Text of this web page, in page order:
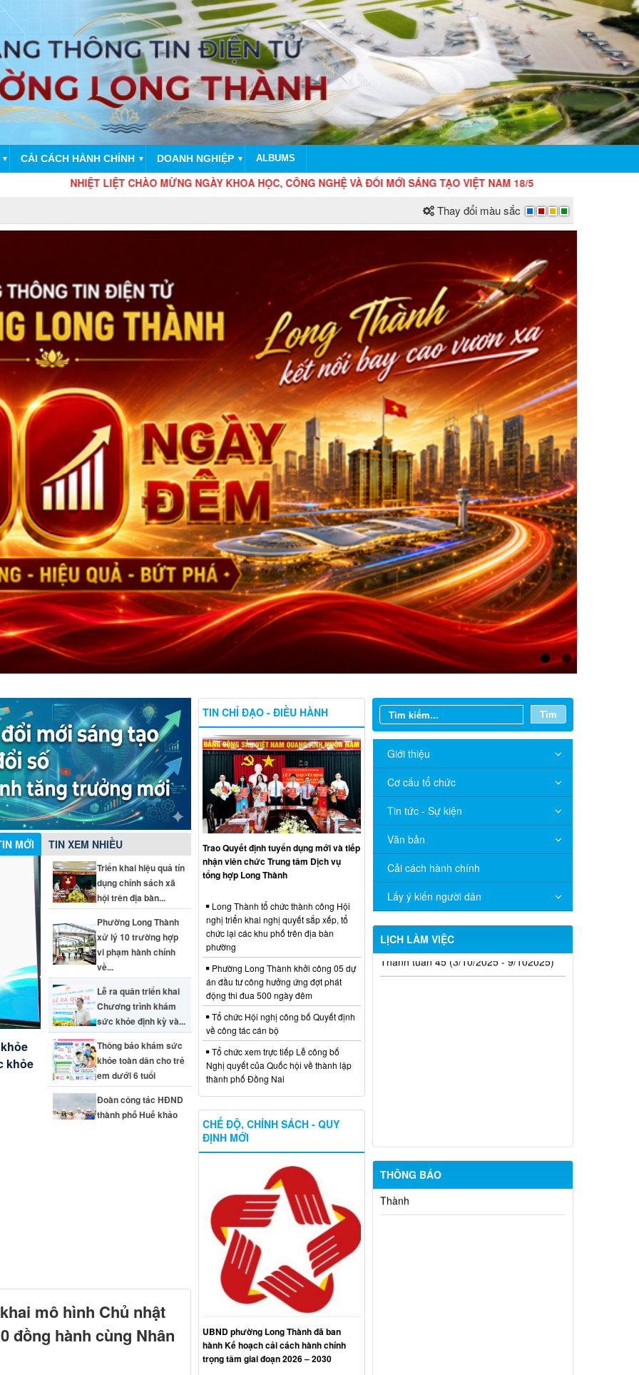
▼ CẢI CÁCH HÀNH CHÍNH ▼ DOANH NGHIỆP ▼ ALBUMS
NHIỆT LIỆT CHÀO MỪNG NGÀY KHOA HỌC, CÔNG NGHỆ VÀ ĐỔI MỚI SÁNG TẠO VIỆT NAM 18/5
Thay đổi màu sắc
MỚI TIN XEM NHIỀU
trên
khỏe
thực
Triển khai hiệu quả tín
dụng chính sách xã
hội trên địa bàn...
Phường Long Thành
xử lý 10 trường hợp
vi phạm hành chính
về...
Lễ ra quân triển khai
Chương trình khám
sức khỏe định kỳ và...
Thông báo khám sức
khỏe toàn dân cho trẻ
em dưới 6 tuổi
Đoàn công tác HĐND
thành phố Huế khảo
mô hình Chủ nhật
đồng hành cùng Nhân
Tìm
Giới thiệu
Cơ cấu tổ chức
Tin tức - Sự kiện
Văn bản
Cải cách hành chính
Lấy ý kiến người dân
LỊCH LÀM VIỆC
Lịch làm việc từ ngày 12/1/2026 đến
THÔNG BÁO
Thông báo khám sức khỏe toàn dân
cho trẻ em dưới 6 tuổi
TIN CHỈ ĐẠO - ĐIỀU HÀNH
Trao Quyết định tuyển dụng mới và tiếp
nhận viên chức Trung tâm Dịch vụ
tổng hợp Long Thành
Long Thành tổ chức thành công Hội
nghị triển khai nghị quyết sắp xếp, tổ
chức lại các khu phố trên địa bàn
phường
Phường Long Thành khởi công 05 dự
án đầu tư công hưởng ứng đợt phát
động thi đua 500 ngày đêm
Tổ chức Hội nghị công bố Quyết định
về công tác cán bộ
Tổ chức xem trực tiếp Lễ công bố
Nghị quyết của Quốc hội về thành lập
thành phố Đồng Nai
CHẾ ĐỘ, CHÍNH SÁCH - QUY
ĐỊNH MỚI
UBND phường Long Thành đã ban
hành Kế hoạch cải cách hành chính
trọng tâm giai đoạn 2026 – 2030